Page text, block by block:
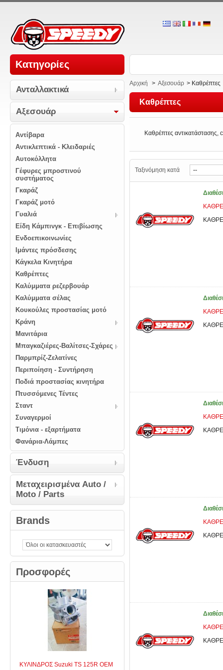
Κατηγορίες
Ανταλλακτικά
Αξεσουάρ
Αντίβαρα
Αντικλεπτικά - Κλειδαριές
Αυτοκόλλητα
Γέφυρες μπροστινού
συστήματος
Γκαράζ
Γκαράζ μοτό
Γυαλιά
Είδη Κάμπινγκ - Επιβίωσης
Ενδοεπικοινωνίες
Ιμάντες πρόσδεσης
Κάγκελα Κινητήρα
Καθρέπτες
Καλύμματα ρεζερβουάρ
Καλύμματα σέλας
Κουκούλες προστασίας μοτό
Κράνη
Μανιτάρια
Μπαγκαζιέρες-Βαλίτσες-Σχάρες
Παρμπρίζ-Ζελατίνες
Περιποίηση - Συντήρηση
Ποδιά προστασίας κινητήρα
Πτυσσόμενες Τέντες
Σταντ
Συναγερμοί
Τιμόνια - εξαρτήματα
Φανάρια-Λάμπες
Ένδυση
Μεταχειρισμένα Auto /
Moto / Parts
Brands
Προσφορές
ΚΥΛΙΝΔΡΟΣ Suzuki TS 125R OEM
Αρχική > Αξεσουάρ > Καθρέπτες
Καθρέπτες
Καθρέπτες
Ταξινόμηση κατά